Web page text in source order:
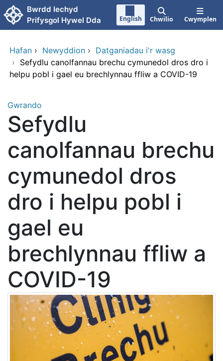
Neidio i'r prif gynnwy
Bwrdd Iechyd
Prifysgol Hywel Dda
English Chwilio Cwymplen
Hafan › Newyddion › Datganiadau i'r wasg
› Sefydlu canolfannau brechu cymunedol dros dro i
helpu pobl i gael eu brechlynnau ffliw a COVID-19
Gwrando
Sefydlu
canolfannau brechu
cymunedol dros
dro i helpu pobl i
gael eu
brechlynnau ffliw a
COVID-19